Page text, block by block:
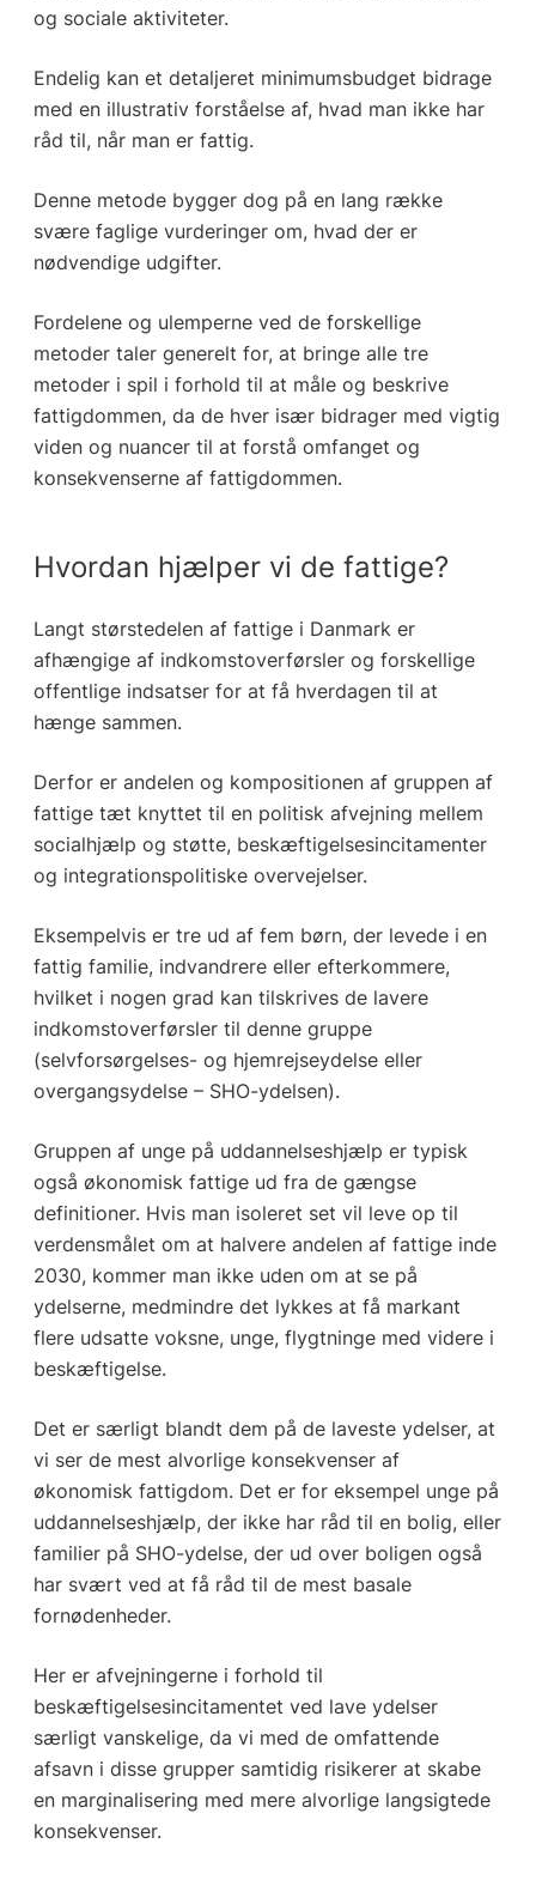
og sociale aktiviteter.
Endelig kan et detaljeret minimumsbudget bidrage
med en illustrativ forståelse af, hvad man ikke har
råd til, når man er fattig.
Denne metode bygger dog på en lang række
svære faglige vurderinger om, hvad der er
nødvendige udgifter.
Fordelene og ulemperne ved de forskellige
metoder taler generelt for, at bringe alle tre
metoder i spil i forhold til at måle og beskrive
fattigdommen, da de hver især bidrager med vigtig
viden og nuancer til at forstå omfanget og
konsekvenserne af fattigdommen.
Hvordan hjælper vi de fattige?
Langt størstedelen af fattige i Danmark er
afhængige af indkomstoverførsler og forskellige
offentlige indsatser for at få hverdagen til at
hænge sammen.
Derfor er andelen og kompositionen af gruppen af
fattige tæt knyttet til en politisk afvejning mellem
socialhjælp og støtte, beskæftigelsesincitamenter
og integrationspolitiske overvejelser.
Eksempelvis er tre ud af fem børn, der levede i en
fattig familie, indvandrere eller efterkommere,
hvilket i nogen grad kan tilskrives de lavere
indkomstoverførsler til denne gruppe
(selvforsørgelses- og hjemrejseydelse eller
overgangsydelse – SHO-ydelsen).
Gruppen af unge på uddannelseshjælp er typisk
også økonomisk fattige ud fra de gængse
definitioner. Hvis man isoleret set vil leve op til
verdensmålet om at halvere andelen af fattige inde
2030, kommer man ikke uden om at se på
ydelserne, medmindre det lykkes at få markant
flere udsatte voksne, unge, flygtninge med videre i
beskæftigelse.
Det er særligt blandt dem på de laveste ydelser, at
vi ser de mest alvorlige konsekvenser af
økonomisk fattigdom. Det er for eksempel unge på
uddannelseshjælp, der ikke har råd til en bolig, eller
familier på SHO-ydelse, der ud over boligen også
har svært ved at få råd til de mest basale
fornødenheder.
Her er afvejningerne i forhold til
beskæftigelsesincitamentet ved lave ydelser
særligt vanskelige, da vi med de omfattende
afsavn i disse grupper samtidig risikerer at skabe
en marginalisering med mere alvorlige langsigtede
konsekvenser.